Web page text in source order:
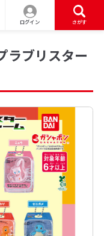
ログイン さがす
ラブリスター